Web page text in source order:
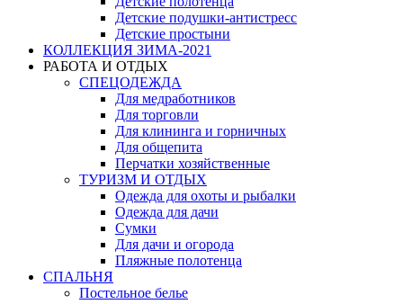
Детские подушки-антистресс
Детские простыни
КОЛЛЕКЦИЯ ЗИМА-2021
РАБОТА И ОТДЫХ
СПЕЦОДЕЖДА
Для медработников
Для торговли
Для клининга и горничных
Для общепита
Перчатки хозяйственные
ТУРИЗМ И ОТДЫХ
Одежда для охоты и рыбалки
Одежда для дачи
Сумки
Для дачи и огорода
Пляжные полотенца
СПАЛЬНЯ
Постельное белье